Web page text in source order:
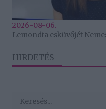
2026-08-06.
Lemondta esküvőjét
HIRDETÉS